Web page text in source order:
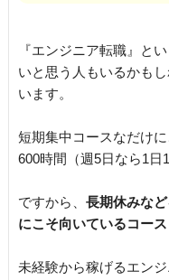
『エンジニア転職』と
いと思う人もいるかも
います。
短期集中コースなだけ
600時間（週5日なら1日
ですから、 長期休みな
にこそ向いているコース
未経験から稼げるエン